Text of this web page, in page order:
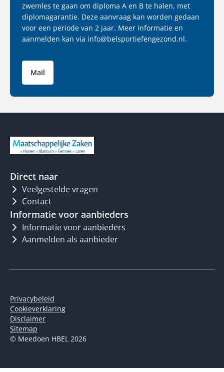
zwemles te gaan om diploma A en B te halen, met
diplomagarantie. Deze aanvraag kan worden gedaan
voor een periode van 2 jaar. Meer informatie en
aanmelden kan via info@belsportiefengezond.nl.
Mail
Direct naar
Veelgestelde vragen
Contact
Informatie voor aanbieders
Informatie voor aanbieders
Aanmelden als aanbieder
Privacybeleid
Cookieverklaring
Disclaimer
Sitemap
© Meedoen HBEL 2026